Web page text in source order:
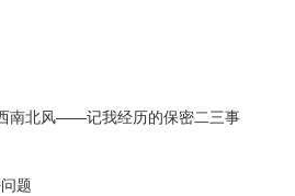
南北风——记我经历的保密二三事
题